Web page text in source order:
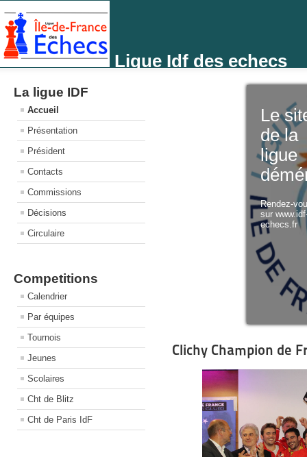
Ligue Idf des echecs
La ligue IDF
Accueil
Présentation
Président
Contacts
Commissions
Décisions
Circulaire
Competitions
Calendrier
Par équipes
Tournois
Jeunes
Scolaires
Cht de Blitz
Cht de Paris IdF
Le
de la
ligue
Rendez-
sur
echecs.fr
Clichy Champion de